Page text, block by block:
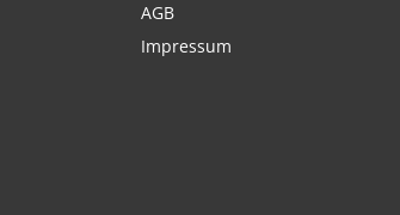
AGB
Impressum